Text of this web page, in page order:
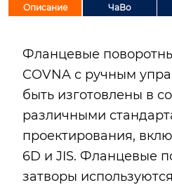
Описание ЧаВо
Фланцевые
COVNA с ручным
быть изготовлены в
различными
проектирования,
6D и JIS. Фланцевые
затворы